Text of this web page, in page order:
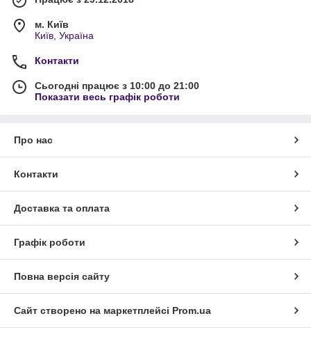
м. Київ
Київ, Україна
Контакти
Сьогодні працює з 10:00 до 21:00
Показати весь графік роботи
Про нас
Контакти
Доставка та оплата
Графік роботи
Повна версія сайту
Сайт створено на маркетплейсі Prom.ua